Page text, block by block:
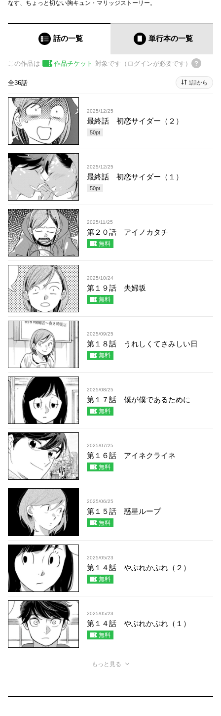
なす、ちょっと切ない胸キュン・マリッジストーリー。
話の一覧 単行本の一覧
この作品は 作品チケット 対象です（ログインが必要です）
全36話 1話から
2025/12/25
最終話 初恋サイダー（２）
50pt
2025/12/25
最終話 初恋サイダー（１）
50pt
2025/11/25
第２０話 アイノカタチ
無料
2025/10/24
第１９話 夫婦坂
無料
2025/09/25
第１８話 うれしくてさみしい日
無料
2025/08/25
第１７話 僕が僕であるために
無料
2025/07/25
第１６話 アイネクライネ
無料
2025/06/25
第１５話 惑星ループ
無料
2025/05/23
第１４話 やぶれかぶれ（２）
無料
2025/05/23
第１４話 やぶれかぶれ（１）
無料
もっと見る